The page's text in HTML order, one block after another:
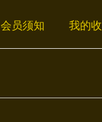
会员须知 我的